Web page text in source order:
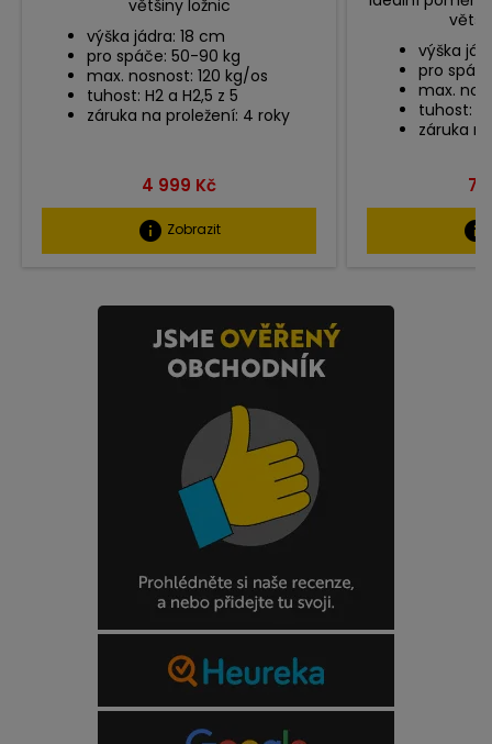
většiny ložnic
výška jádra: 18 cm
pro spáče: 50-90 kg
max. nosnost: 120 kg/os
tuhost: H2 a H2,5 z 5
záruka na proležení: 4 roky
Cena
4 999 Kč
info Zobrazit
výška
pro
max.
tuhost:
záruka
7
info